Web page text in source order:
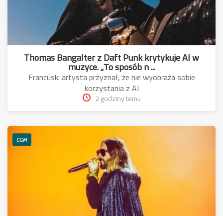
Thomas Bangalter z Daft Punk krytykuje AI w
muzyce. „To sposób n ...
Francuski artysta przyznał, że nie wyobraża sobie
korzystania z AI
2 godziny temu
CGM